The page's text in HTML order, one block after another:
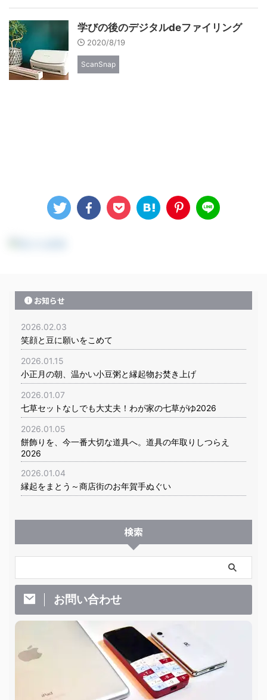
学びの後のデジタルdeファイリング
2020/8/19
ScanSnap
お知らせ
2026.02.03
笑顔と豆に願いをこめて
2026.01.15
小正月の朝、温かい小豆粥と縁起物お焚き上げ
2026.01.07
七草セットなしでも大丈夫！わが家の七草がゆ2026
2026.01.05
餅飾りを、今一番大切な道具へ。道具の年取りしつらえ
2026
2026.01.04
縁起をまとう～商店街のお年賀手ぬぐい
検索
お問い合わせ